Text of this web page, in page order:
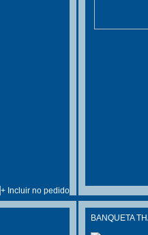
+ Incluir no pedido
BANQUETA